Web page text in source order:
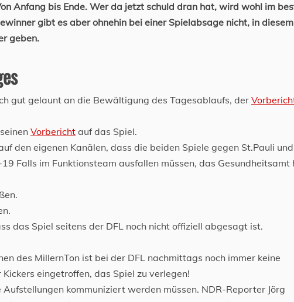
Anfang bis Ende. Wer da jetzt schuld dran hat, wird wohl im
gibt es aber ohnehin bei einer Spielabsage nicht, in
geben.
gut gelaunt an die Bewältigung des Tagesablaufs, der
Vorbericht auf das Spiel.
den eigenen Kanälen, dass die beiden Spiele gegen St.Pauli
Falls im Funktionsteam ausfallen müssen, das Gesundheitsamt
das Spiel seitens der DFL noch nicht offiziell abgesagt ist.
des MillernTon ist bei der DFL nachmittags noch immer keine
eingetroffen, das Spiel zu verlegen!
kommuniziert werden müssen. NDR-Reporter Jörg